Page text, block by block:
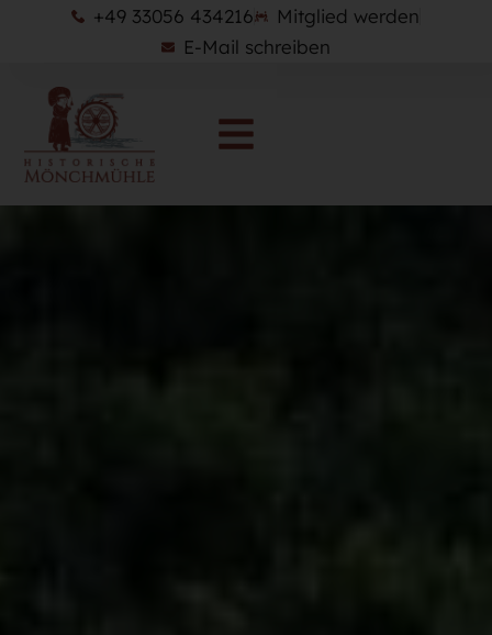
+49 33056 434216
Mitglied werden
E-Mail schreiben